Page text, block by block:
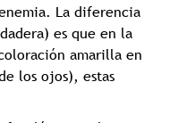
La diferencia
es que en la
amarilla en
los ojos), estas